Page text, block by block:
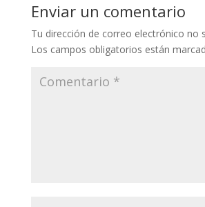
Enviar un comentario
Tu dirección de correo electrónico no
Los campos obligatorios están